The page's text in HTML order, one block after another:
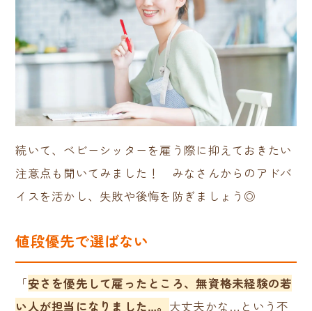
続いて、ベビーシッターを雇う際に抑えておきたい
注意点も聞いてみました！ みなさんからのアドバ
イスを活かし、失敗や後悔を防ぎましょう◎
値段優先で選ばない
「安さを優先して雇ったところ、無資格未経験の若
い人が担当になりました…。 大丈夫かな…という不